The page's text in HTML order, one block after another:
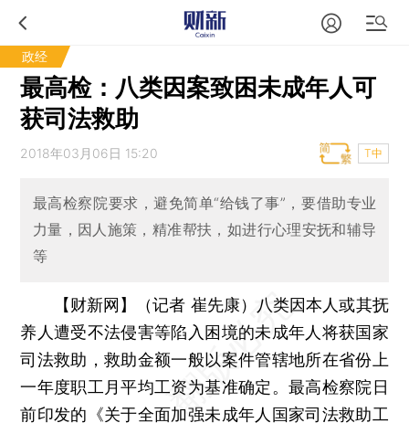
政经
最高检：八类因案致困未成年人可
获司法救助
2018年03月06日 15:20 T中
最高检察院要求，避免简单“给钱了事”，要借助专业
力量，因人施策，精准帮扶，如进行心理安抚和辅导
等
【财新网】（记者 崔先康）
八类因本人或其抚
养人遭受不法侵害等陷入困境的未成年人将获国家
司法救助，救助金额一般以案件管辖地所在省份上
一年度职工月平均工资为基准确定。最高检察院日
前印发的《关于全面加强未成年人国家司法救助工